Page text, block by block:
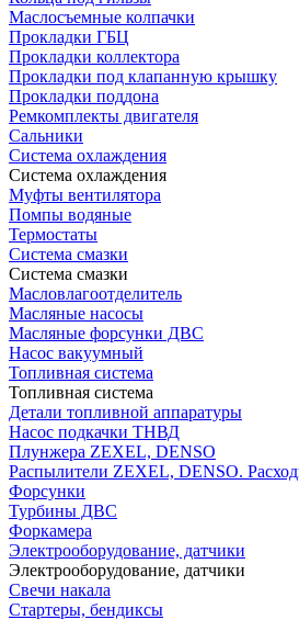
Маслосъемные колпачки
Прокладки ГБЦ
Прокладки коллектора
Прокладки под клапанную крышку
Прокладки поддона
Ремкомплекты двигателя
Сальники
Система охлаждения
Система охлаждения
Муфты вентилятора
Помпы водяные
Термостаты
Система смазки
Система смазки
Масловлагоотделитель
Масляные насосы
Масляные форсунки ДВС
Насос вакуумный
Топливная система
Топливная система
Детали топливной аппаратуры
Насос подкачки ТНВД
Плунжера ZEXEL, DENSO
Распылители ZEXEL, DENSO.
Форсунки
Турбины ДВС
Форкамера
Электрооборудование, датчики
Электрооборудование, датчики
Свечи накала
Стартеры, бендиксы